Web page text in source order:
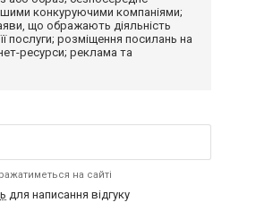
конкуруючими компаніями;
що ображають діяльність
її послуги; розміщення посилань на
ресурси; реклама та
на сайті
для написання відгуку